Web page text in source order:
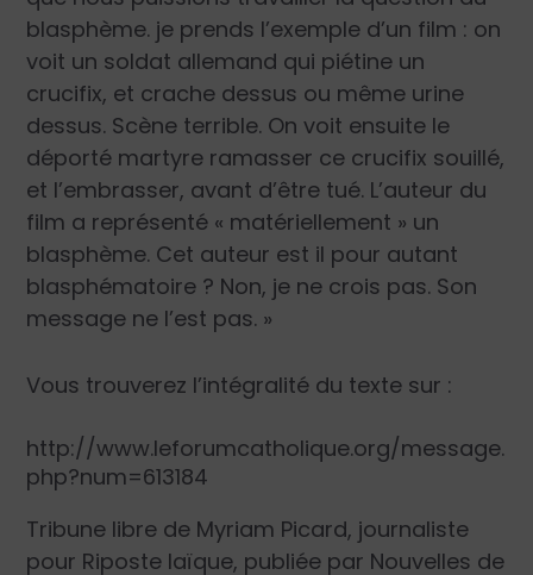
blasphème. je prends l’exemple d’un film : on
voit un soldat allemand qui piétine un
crucifix, et crache dessus ou même urine
dessus. Scène terrible. On voit ensuite le
déporté martyre ramasser ce crucifix souillé,
et l’embrasser, avant d’être tué. L’auteur du
film a représenté « matériellement » un
blasphème. Cet auteur est il pour autant
blasphématoire ? Non, je ne crois pas. Son
message ne l’est pas. »
Vous trouverez l’intégralité du texte sur :
http://www.leforumcatholique.org/message.
php?num=613184
Tribune libre de Myriam Picard, journaliste
pour Riposte laïque, publiée par Nouvelles de